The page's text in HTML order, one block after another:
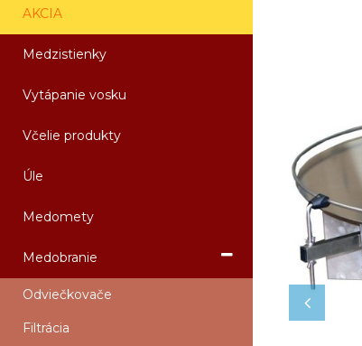
AKCIA
Medzistienky
Vytápanie vosku
Včelie produkty
Úle
Medomety
Medobranie
Odviečkovače
Filtrácia